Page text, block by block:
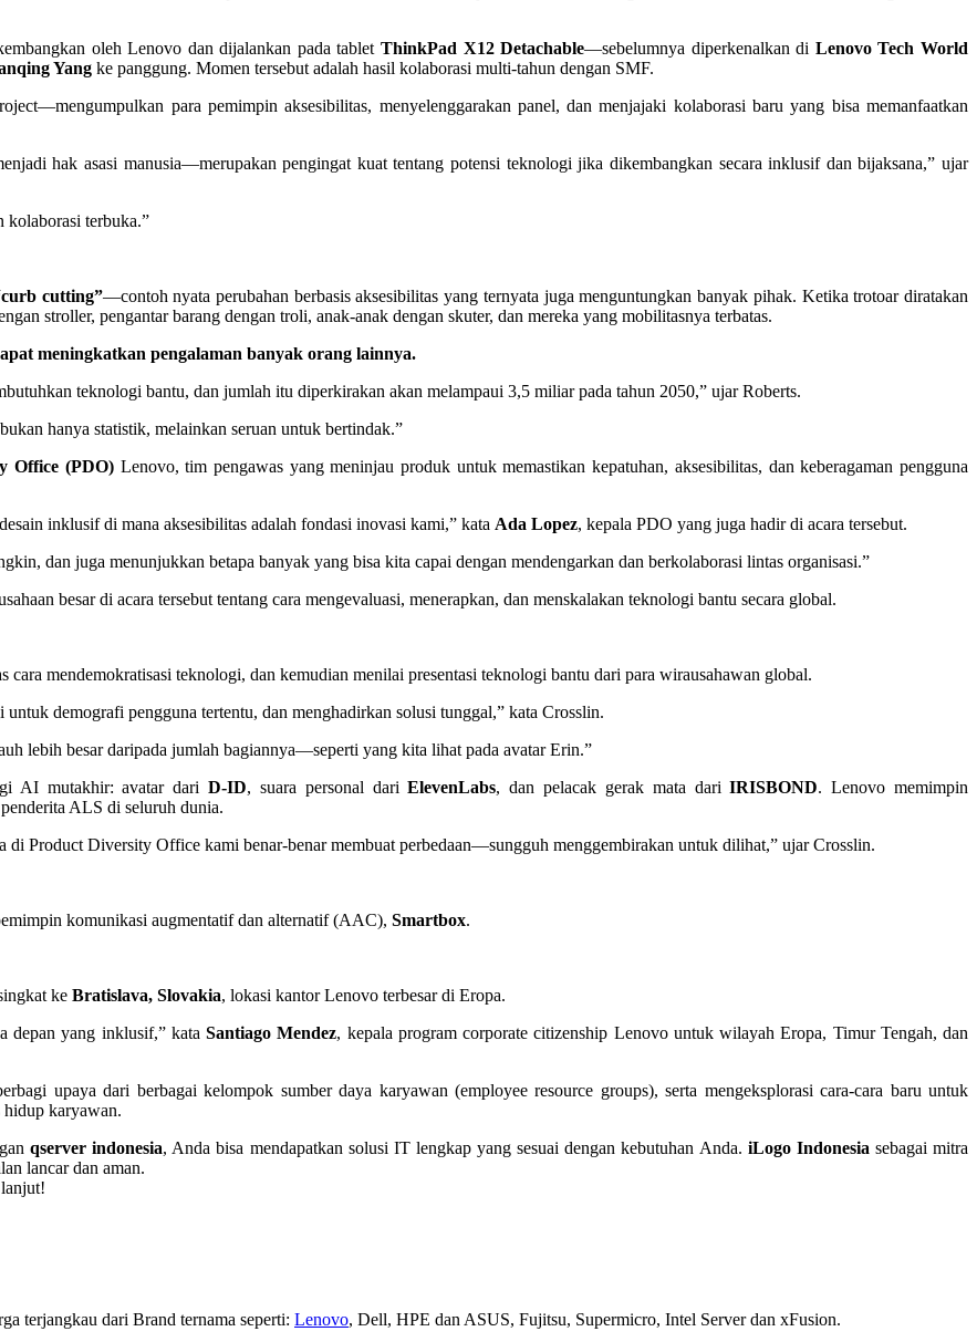
oleh Lenovo dan dijalankan pada tablet ThinkPad X12 Detachable—sebelumnya diperkenalkan di Lenovo Tech World
Yang ke panggung. Momen tersebut adalah hasil kolaborasi multi-tahun dengan SMF.
para pemimpin aksesibilitas, menyelenggarakan panel, dan menjajaki kolaborasi baru yang bisa memanfaatkan
hak asasi manusia—merupakan pengingat kuat tentang potensi teknologi jika dikembangkan secara inklusif dan bijaksana,” ujar
kolaborasi terbuka.”
cutting”—contoh nyata perubahan berbasis aksesibilitas yang ternyata juga menguntungkan banyak pihak. Ketika trotoar diratakan
stroller, pengantar barang dengan troli, anak-anak dengan skuter, dan mereka yang mobilitasnya terbatas.
meningkatkan pengalaman banyak orang lainnya.
teknologi bantu, dan jumlah itu diperkirakan akan melampaui 3,5 miliar pada tahun 2050,” ujar Roberts.
hanya statistik, melainkan seruan untuk bertindak.”
Office (PDO)Lenovo, tim pengawas yang meninjau produk untuk memastikan kepatuhan, aksesibilitas, dan keberagaman pengguna
inklusif di mana aksesibilitas adalah fondasi inovasi kami,” kata Ada Lopez, kepala PDO yang juga hadir di acara tersebut.
dan juga menunjukkan betapa banyak yang bisa kita capai dengan mendengarkan dan berkolaborasi lintas organisasi.”
besar di acara tersebut tentang cara mengevaluasi, menerapkan, dan menskalakan teknologi bantu secara global.
cara mendemokratisasi teknologi, dan kemudian menilai presentasi teknologi bantu dari para wirausahawan global.
demografi pengguna tertentu, dan menghadirkan solusi tunggal,” kata Crosslin.
lebih besar daripada jumlah bagiannya—seperti yang kita lihat pada avatar Erin.”
AI mutakhir: avatar dari D-ID, suara personal dariElevenLabs, dan pelacak gerak mata dariIRISBOND. Lenovo memimpin
ALS di seluruh dunia.
Product Diversity Office kami benar-benar membuat perbedaan—sungguh menggembirakan untuk dilihat,” ujar Crosslin.
komunikasi augmentatif dan alternatif (AAC), Smartbox.
ke Bratislava, Slovakia, lokasi kantor Lenovo terbesar di Eropa.
depan yang inklusif,” kataSantiago Mendez, kepala program corporate citizenship Lenovo untuk wilayah Eropa, Timur Tengah, dan
upaya dari berbagai kelompok sumber daya karyawan (employee resource groups), serta mengeksplorasi cara-cara baru untuk
karyawan.
qserver indonesia, Anda bisa mendapatkan solusi IT lengkap yang sesuai dengan kebutuhan Anda. iLogo Indonesia sebagai mitra
lancar dan aman.
terjangkau dari Brand ternama seperti: Lenovo, Dell, HPE dan ASUS, Fujitsu, Supermicro, Intel Server dan xFusion.